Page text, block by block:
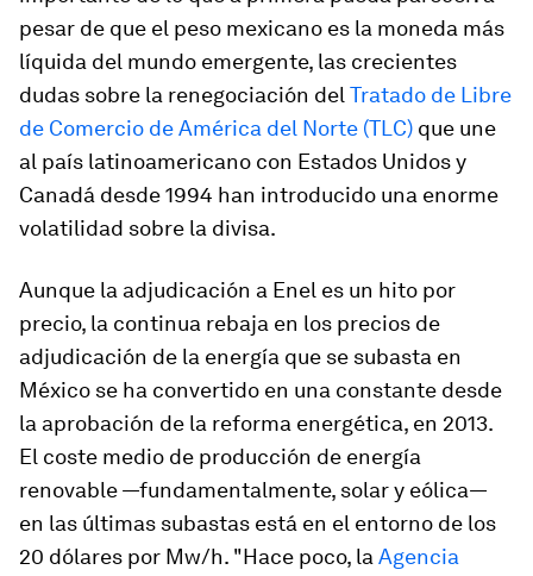
pesar de que el peso mexicano es la moneda más
líquida del mundo emergente, las crecientes
dudas sobre la renegociación del Tratado de Libre
de Comercio de América del Norte (TLC) que une
al país latinoamericano con Estados Unidos y
Canadá desde 1994 han introducido una enorme
volatilidad sobre la divisa.
Aunque la adjudicación a Enel es un hito por
precio, la continua rebaja en los precios de
adjudicación de la energía que se subasta en
México se ha convertido en una constante desde
la aprobación de la reforma energética, en 2013.
El coste medio de producción de energía
renovable —fundamentalmente, solar y eólica—
en las últimas subastas está en el entorno de los
20 dólares por Mw/h. "Hace poco, la Agencia